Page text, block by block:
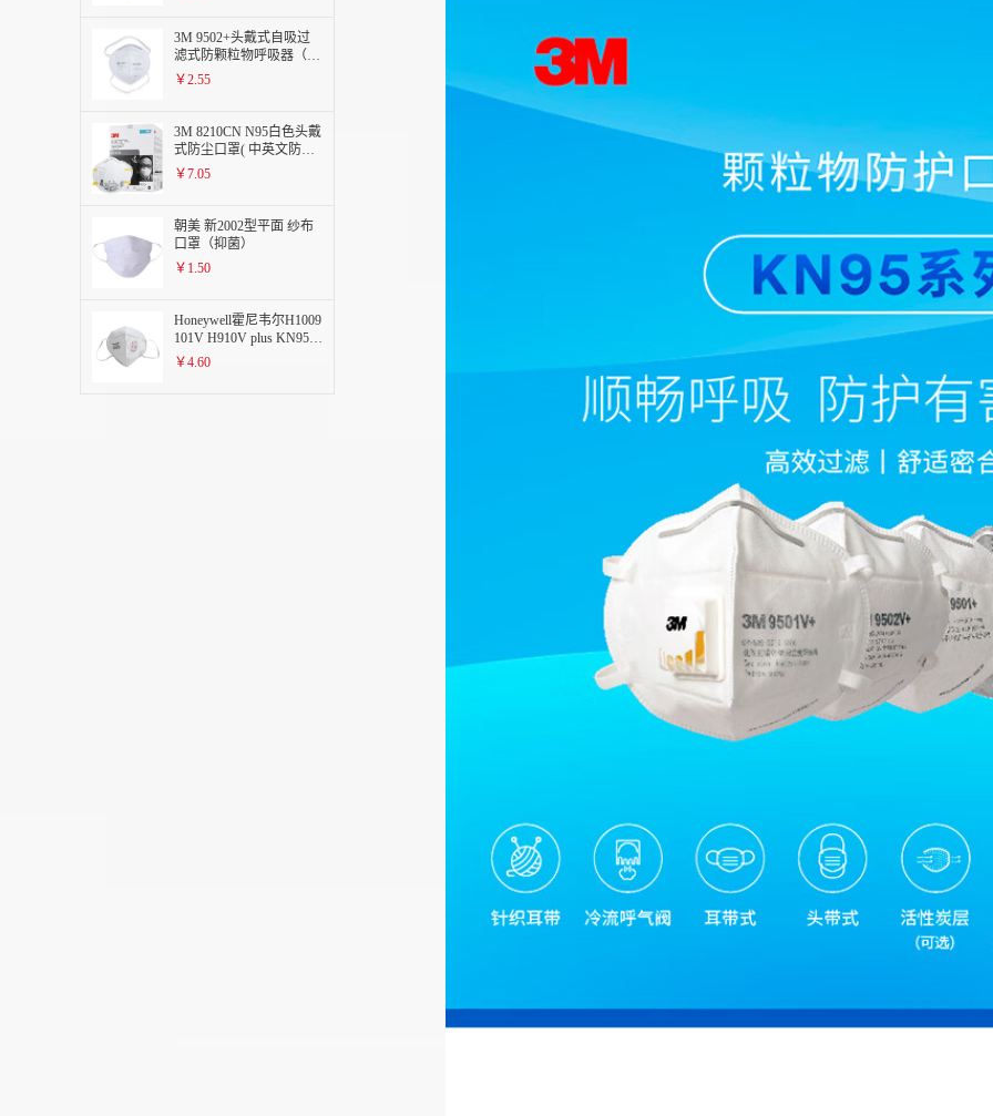
3M 9502+头戴式自吸过
滤式防颗粒物呼吸器（环
保包装）（货号XY00386
￥2.55
3M 8210CN N95白色头戴
式防尘口罩( 中英文防伪
包装）
￥7.05
朝美 新2002型平面 纱布
口罩（抑菌）
￥1.50
Honeywell霍尼韦尔H1009
101V H910V plus KN95
折叠式口罩带阀白色耳带
￥4.60